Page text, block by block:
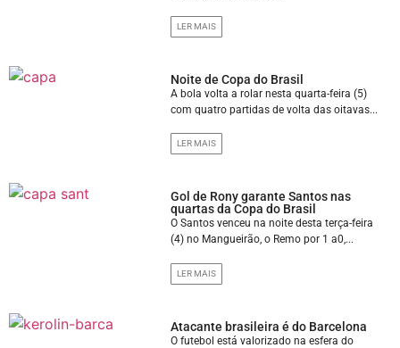
LER MAIS
Noite de Copa do Brasil
A bola volta a rolar nesta quarta-feira (5)
com quatro partidas de volta das oitavas...
LER MAIS
Gol de Rony garante Santos nas
quartas da Copa do Brasil
O Santos venceu na noite desta terça-feira
(4) no Mangueirão, o Remo por 1 a0,...
LER MAIS
Atacante brasileira é do Barcelona
O futebol está valorizado na esfera do